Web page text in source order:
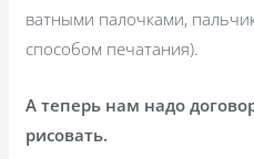
ватными палочками,
способом печатания).
А теперь нам надо
рисовать.